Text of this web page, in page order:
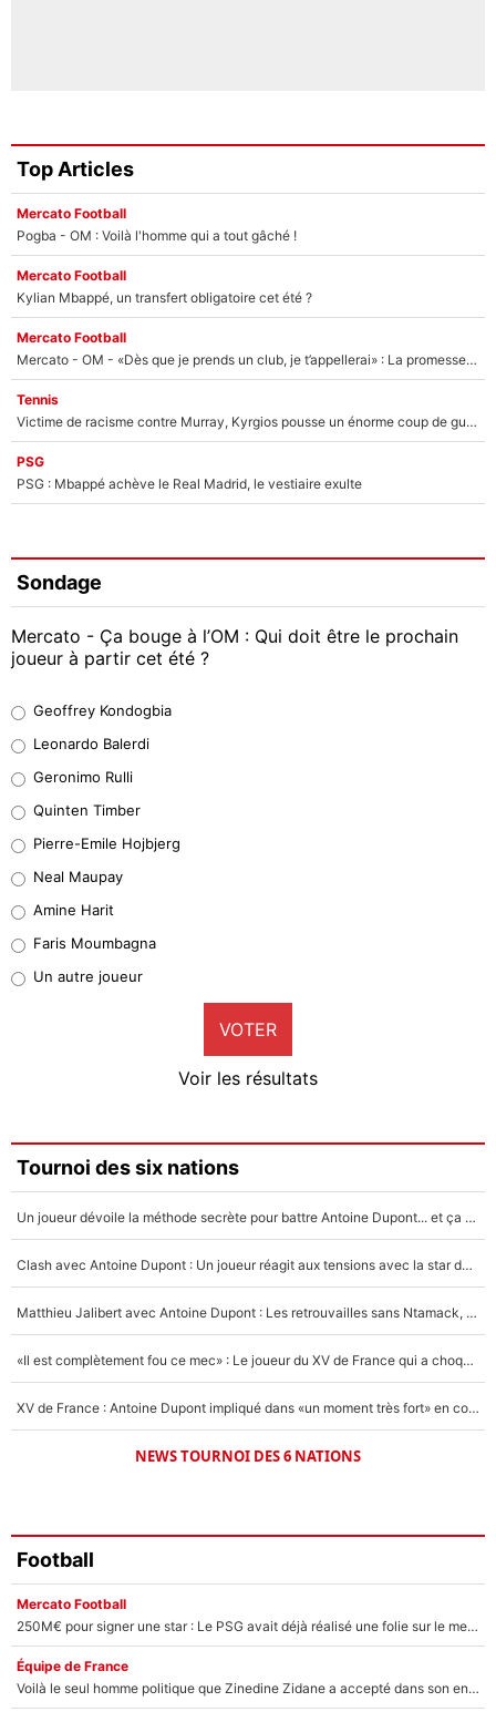
Top Articles
Mercato Football
Pogba - OM : Voilà l'homme qui a tout gâché !
Mercato Football
Kylian Mbappé, un transfert obligatoire cet été ?
Mercato Football
Mercato - OM - «Dès que je prends un club, je t’appellerai» : La promesse de Marcelino au moment de claquer la porte
Tennis
Victime de racisme contre Murray, Kyrgios pousse un énorme coup de gueule !
PSG
PSG : Mbappé achève le Real Madrid, le vestiaire exulte
Sondage
Mercato - Ça bouge à l’OM : Qui doit être le prochain
joueur à partir cet été ?
38%
32%
5%
1%
9%
Faris Moumbagna
5%
Un autre joueur
5%
Geoffrey Kondogbia
Leonardo Balerdi
Geronimo Rulli
Quinten Timber
Pierre-Emile Hojbjerg
Neal Maupay
Amine Harit
Faris Moumbagna
Un autre joueur
VOTER
Voir les résultats
Tournoi des six nations
Un joueur dévoile la méthode secrète pour battre Antoine Dupont... et ça marche !
Clash avec Antoine Dupont : Un joueur réagit aux tensions avec la star du XV de France !
Matthieu Jalibert avec Antoine Dupont : Les retrouvailles sans Ntamack, «il y a eu des discussions»
«Il est complètement fou ce mec» : Le joueur du XV de France qui a choqué Matthieu Jalibert !
XV de France : Antoine Dupont impliqué dans «un moment très fort» en coulisses
NEWS TOURNOI DES 6 NATIONS
Football
Mercato Football
250M€ pour signer une star : Le PSG avait déjà réalisé une folie sur le mercato bien avant Neymar !
Équipe de France
Voilà le seul homme politique que Zinedine Zidane a accepté dans son entourage : «Je garde un très bon souvenir de lui»